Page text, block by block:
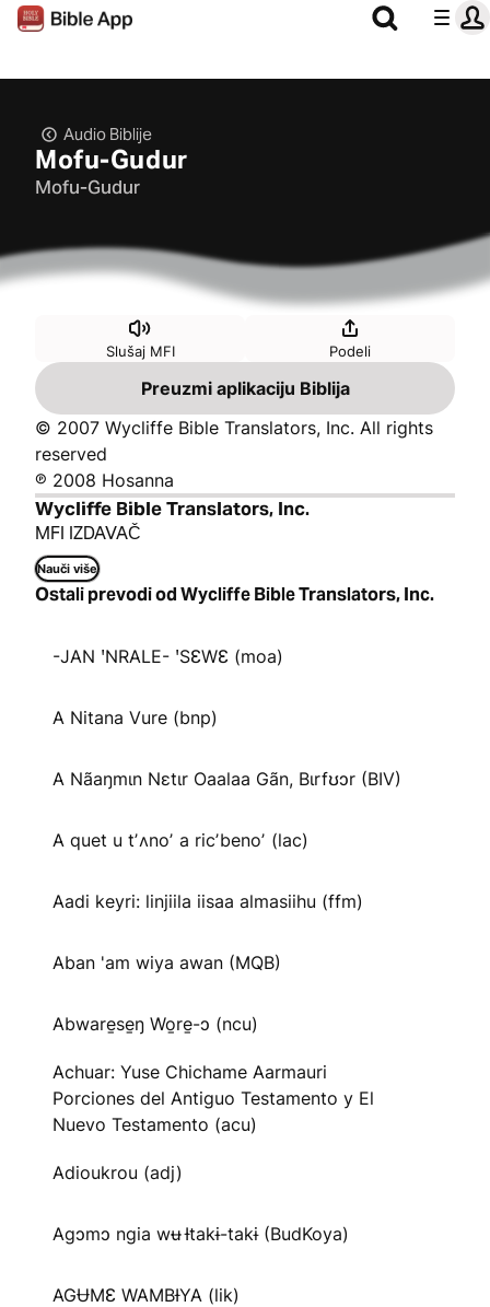
Audio Biblije
Mofu-Gudur
Mofu-Gudur
Slušaj MFI Podeli
Preuzmi aplikaciju Biblija
© 2007 Wycliffe Bible Translators, Inc. All rights
reserved
℗ 2008 Hosanna
Wycliffe Bible Translators, Inc.
MFI IZDAVAČ
Nauči više
Ostali prevodi od Wycliffe Bible Translators, Inc.
-JAN ꞌNRALE- ꞌSƐWƐ (moa)
A Nitana Vure (bnp)
A Nãaŋmɩn Nɛtɩr Oaalaa Gãn, Bɩrfʊɔr (BIV)
A quet u tʼʌnoʼ a ricʼbenoʼ (lac)
Aadi keyri: linjiila iisaa almasiihu (ffm)
Aban 'am wiya awan (MQB)
Abware̱se̱ŋ Wo̱re̱-ɔ (ncu)
Achuar: Yuse Chichame Aarmauri
Porciones del Antiguo Testamento y El
Nuevo Testamento (acu)
Adioukrou (adj)
Agɔmɔ ngia wʉ Ɨtakɨ-takɨ (BudKoya)
AGɄMƐ WAMBƗYA (lik)